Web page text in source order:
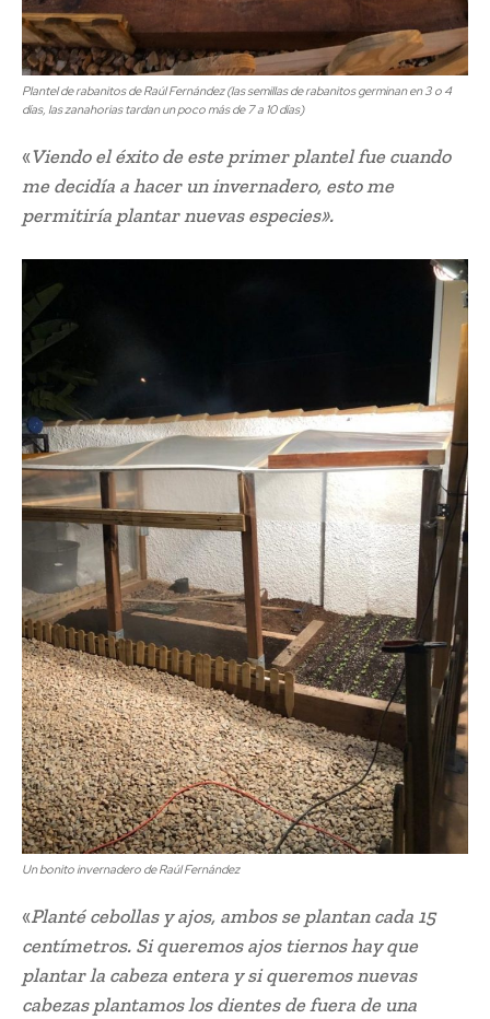
Plantel de rabanitos de Raúl Fernández (las semillas de rabanitos germinan en 3 o 4
días, las zanahorias tardan un poco más de 7 a 10 días)
«Viendo el éxito de este primer plantel fue cuando
me decidía a hacer un invernadero, esto me
permitiría plantar nuevas especies».
Un bonito invernadero de Raúl Fernández
«Planté cebollas y ajos, ambos se plantan cada 15
centímetros. Si queremos ajos tiernos hay que
plantar la cabeza entera y si queremos nuevas
cabezas plantamos los dientes de fuera de una